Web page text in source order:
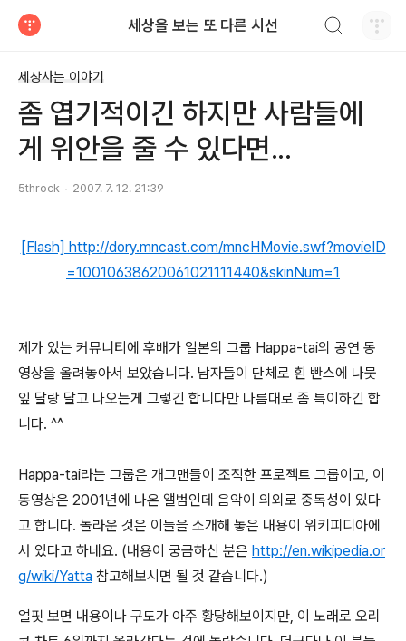
세상을 보는 또 다른 시선
세상사는 이야기
좀 엽기적이긴 하지만 사람들에
게 위안을 줄 수 있다면...
5throck 2007. 7. 12. 21:39
[Flash] http://dory.mncast.com/mncHMovie.swf?movieID
=10010638620061021111440&skinNum=1
제가 있는 커뮤니티에 후배가 일본의 그룹 Happa-tai의 공연 동
영상을 올려놓아서 보았습니다. 남자들이 단체로 흰 빤스에 나뭇
잎 달랑 달고 나오는게 그렇긴 합니다만 나름대로 좀 특이하긴 합
니다. ^^
Happa-tai라는 그룹은 개그맨들이 조직한 프로젝트 그룹이고, 이
동영상은 2001년에 나온 앨범인데 음악이 의외로 중독성이 있다
고 합니다. 놀라운 것은 이들을 소개해 놓은 내용이 위키피디아에
서 있다고 하네요. (내용이 궁금하신 분은 http://en.wikipedia.or
g/wiki/Yatta 참고해보시면 될 것 같습니다.)
얼핏 보면 내용이나 구도가 아주 황당해보이지만, 이 노래로 오리